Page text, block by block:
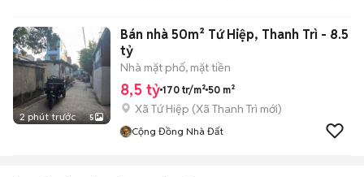
2 phút trước 5
Bán nhà 50m² Tứ Hiệp, Thanh Trì - 8.5
tỷ
Nhà mặt phố, mặt tiền
8,5 tỷ 170 tr/m² 50 m²
Xã Tứ Hiệp (Xã Thanh Trì mới)
Cộng Đồng Nhà Đất